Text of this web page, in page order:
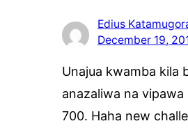
Edius
December 19,
Unajua kwamba kila
anazaliwa na
700. Haha new